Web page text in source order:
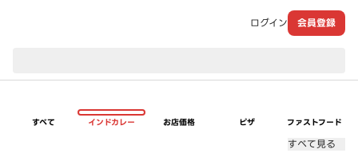
ログイン 会員登録
すべて インドカレー お店価格 ピザ ファストフード
すべて見る